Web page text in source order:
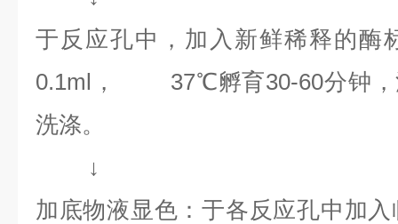
于反应孔中，加入新鲜稀释的酶
0.1ml， 37℃孵育30-60分钟，
洗涤。
↓
加底物液显色：于各反应孔中加